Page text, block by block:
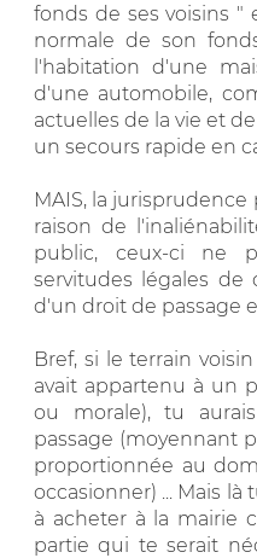
fonds de ses voisins "
normale de son
l'habitation d'une
d'une automobile,
actuelles de la vie et
un secours rapide en
MAIS, la
raison de
public, ceux-ci ne
servitudes légales
d'un droit de passage
Bref, si le terrain
avait appartenu à un
ou morale), tu
passage (moyennant
proportionnée au
occasionner) ... Mais
à acheter à la mairie
partie qui te serait